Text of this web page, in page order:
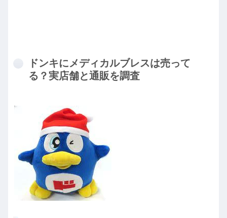
ドンキにメディカルブレスは売って
る？実店舗と通販を調査